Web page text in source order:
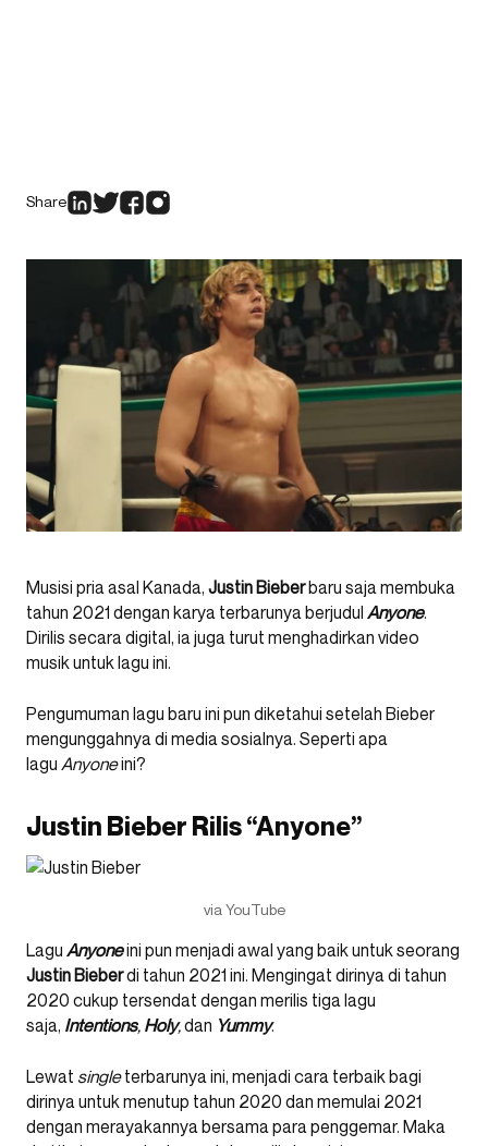
Share
Musisi pria asal Kanada, Justin Bieberbaru saja membuka
tahun 2021 dengan karya terbarunya berjudul Anyone.
Dirilis secara digital, ia juga turut menghadirkan video
musik untuk lagu ini.
Pengumuman lagu baru ini pun diketahui setelah Bieber
mengunggahnya di media sosialnya. Seperti apa
lagu Anyoneini?
Justin Bieber Rilis “Anyone”
via YouTube
Lagu Anyoneini pun menjadi awal yang baik untuk seorang
Justin Bieberdi tahun 2021 ini. Mengingat dirinya di tahun
2020 cukup tersendat dengan merilis tiga lagu
saja, Intentions, Holy,dan Yummy.
Lewat singleterbarunya ini, menjadi cara terbaik bagi
dirinya untuk menutup tahun 2020 dan memulai 2021
dengan merayakannya bersama para penggemar. Maka